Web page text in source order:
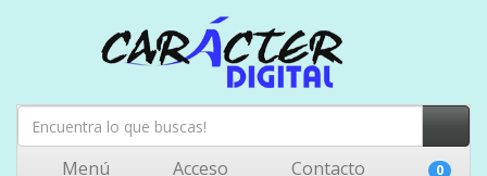
Menú Acceso Contacto 0